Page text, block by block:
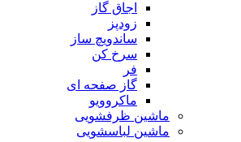
اجاق گاز
زودپز
ساندویچ ساز
سرخ کن
فر
گاز صفحه ای
ماکروویو
ماشین ظرفشویی
ماشین لباسشویی